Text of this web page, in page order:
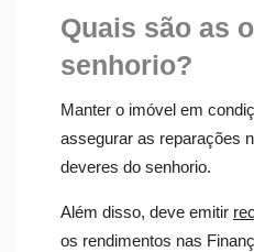
Quais são as
senhorio?
Manter o imóvel em
assegurar as reparações
deveres do senhorio.
Além disso, deve emitir
os rendimentos nas